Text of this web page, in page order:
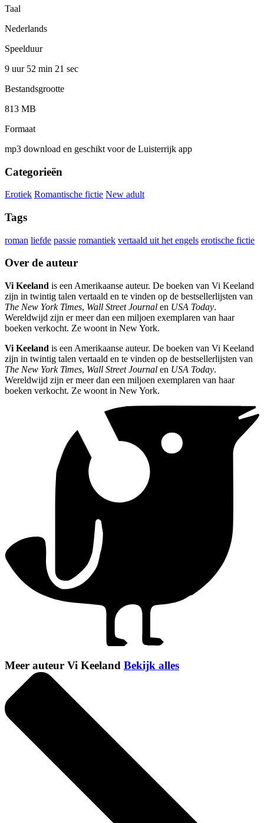
Taal
Nederlands
Speelduur
9 uur 52 min 21 sec
Bestandsgrootte
813 MB
Formaat
mp3 download en geschikt voor de Luisterrijk app
Categorieën
Erotiek Romantische fictie New adult
Tags
roman liefde passie romantiek vertaald uit het engels erotische fictie
Over de auteur
Vi Keeland is een Amerikaanse auteur. De boeken van Vi Keeland
zijn in twintig talen vertaald en te vinden op de bestsellerlijsten van
The New York Times, Wall Street Journal en USA Today.
Wereldwijd zijn er meer dan een miljoen exemplaren van haar
boeken verkocht. Ze woont in New York.
Vi Keeland is een Amerikaanse auteur. De boeken van Vi Keeland
zijn in twintig talen vertaald en te vinden op de bestsellerlijsten van
The New York Times, Wall Street Journal en USA Today.
Wereldwijd zijn er meer dan een miljoen exemplaren van haar
boeken verkocht. Ze woont in New York.
Meer auteur Vi Keeland Bekijk alles